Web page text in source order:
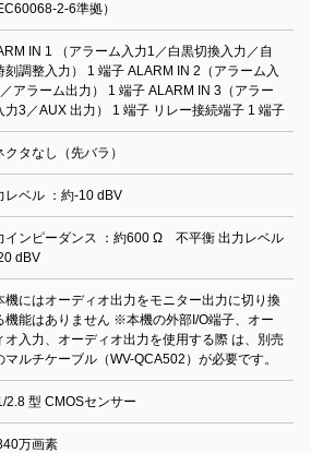
2-6準拠）
IN 1 （アラーム入力1／白黒切換入力／自
刻調整入力） 1 端子 ALARM IN 2（アラーム入
アラーム出力） 1 端子 ALARM IN 3（アラー
力3／AUX 出力） 1 端子 リレー接続端子 1 端子
クタなし（先バラ）
レベル ：約-10 dBV
インピーダンス ：約600 Ω 不平衡 出力レベル
dBV
にはオーディオ出力をモニター出力に切り換
機能はありません ※本機の外部I/O端子、オー
オ入力、オーディオ出力を使用する際 は、別売
マルチケーブル（WV-QCA502）が必要です。
2.8 型 CMOSセンサー
万画素